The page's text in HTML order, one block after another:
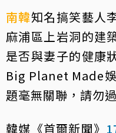
南韓知名搞笑藝人
麻浦區上岩洞的建
是否與妻子的健康
Big Planet Made
題毫無關聯，請勿
韓媒《首爾新聞》